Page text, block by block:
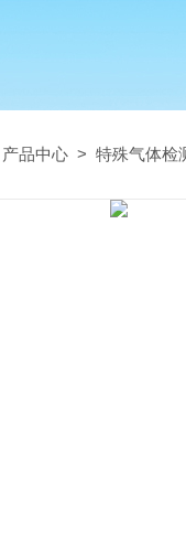
产品中心 > 特殊气体检